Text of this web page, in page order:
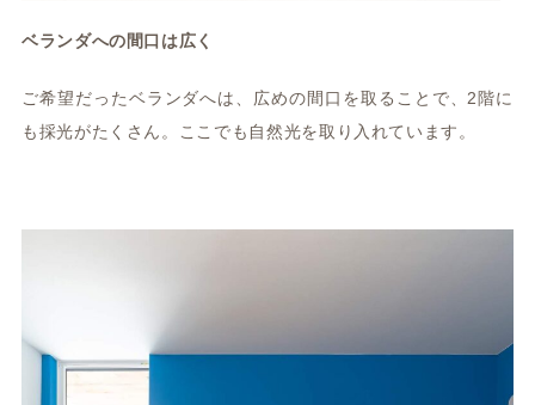
ベランダへの間口は広く
ご希望だったベランダへは、広めの間口を取ることで、2階に
も採光がたくさん。ここでも自然光を取り入れています。